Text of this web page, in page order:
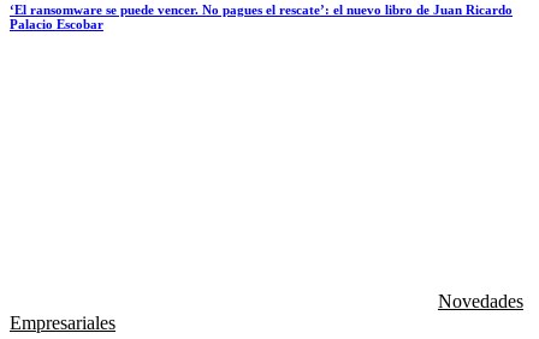
‘El ransomware se puede vencer. No pagues el rescate’: el nuevo libro de Juan Ricardo
Palacio Escobar
Novedades
Empresariales